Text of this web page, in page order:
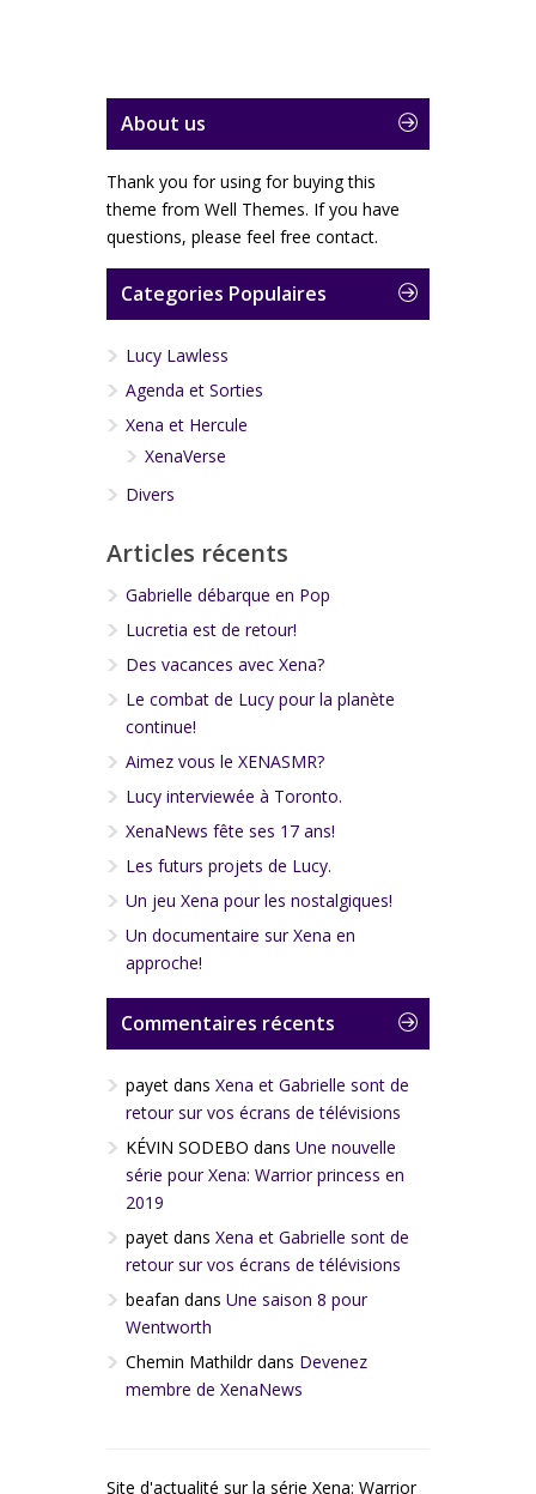
About us
Thank you for using for buying this
theme from Well Themes. If you have
questions, please feel free contact.
Categories Populaires
Lucy Lawless
Agenda et Sorties
Xena et Hercule
XenaVerse
Divers
Articles récents
Gabrielle débarque en Pop
Lucretia est de retour!
Des vacances avec Xena?
Le combat de Lucy pour la planète
continue!
Aimez vous le XENASMR?
Lucy interviewée à Toronto.
XenaNews fête ses 17 ans!
Les futurs projets de Lucy.
Un jeu Xena pour les nostalgiques!
Un documentaire sur Xena en
approche!
Commentaires récents
payet dans Xena et Gabrielle sont de
retour sur vos écrans de télévisions
KÉVIN SODEBO dans Une nouvelle
série pour Xena: Warrior princess en
2019
payet dans Xena et Gabrielle sont de
retour sur vos écrans de télévisions
beafan dans Une saison 8 pour
Wentworth
Chemin Mathildrdans Devenez
membre de XenaNews
Site d'actualité sur la série Xena: Warrior